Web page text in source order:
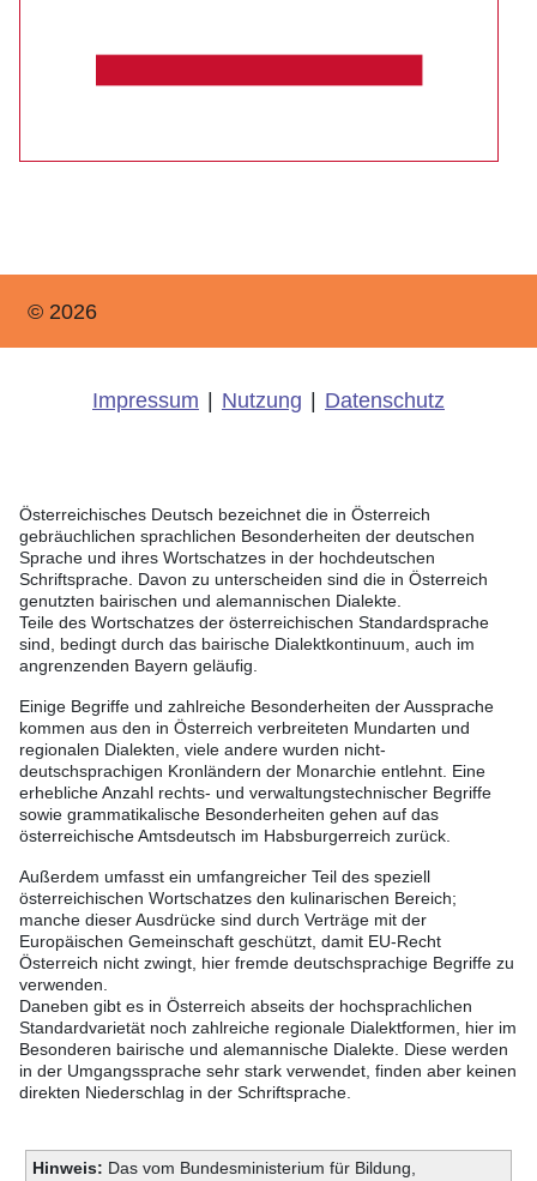
© 2026
Impressum Nutzung Datenschutz
Österreichisches Deutsch bezeichnet die in Österreich
gebräuchlichen sprachlichen Besonderheiten der deutschen
Sprache und ihres Wortschatzes in der hochdeutschen
Schriftsprache. Davon zu unterscheiden sind die in Österreich
genutzten bairischen und alemannischen Dialekte.
Teile des Wortschatzes der österreichischen Standardsprache
sind, bedingt durch das bairische Dialektkontinuum, auch im
angrenzenden Bayern geläufig.
Einige Begriffe und zahlreiche Besonderheiten der Aussprache
kommen aus den in Österreich verbreiteten Mundarten und
regionalen Dialekten, viele andere wurden nicht-
deutschsprachigen Kronländern der Monarchie entlehnt. Eine
erhebliche Anzahl rechts- und verwaltungstechnischer Begriffe
sowie grammatikalische Besonderheiten gehen auf das
österreichische Amtsdeutsch im Habsburgerreich zurück.
Außerdem umfasst ein umfangreicher Teil des speziell
österreichischen Wortschatzes den kulinarischen Bereich;
manche dieser Ausdrücke sind durch Verträge mit der
Europäischen Gemeinschaft geschützt, damit EU-Recht
Österreich nicht zwingt, hier fremde deutschsprachige Begriffe zu
verwenden.
Daneben gibt es in Österreich abseits der hochsprachlichen
Standardvarietät noch zahlreiche regionale Dialektformen, hier im
Besonderen bairische und alemannische Dialekte. Diese werden
in der Umgangssprache sehr stark verwendet, finden aber keinen
direkten Niederschlag in der Schriftsprache.
Hinweis: Das vom Bundesministerium für Bildung,